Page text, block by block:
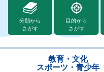
分類から
さがす
目的から
さがす
教育・文化
スポーツ・青少年